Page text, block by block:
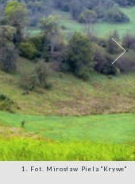
1. Fot. Mirosław Piela "Krywe"